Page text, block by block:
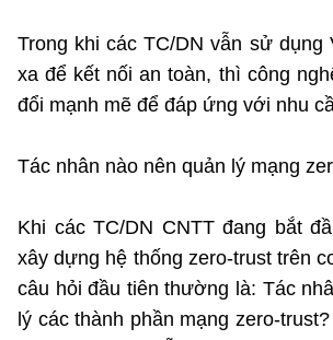
Trong khi các TC/DN vẫn sử dụng
xa để kết nối an toàn, thì công
đổi mạnh mẽ để đáp ứng với nhu
Tác nhân nào nên quản lý mạng
Khi các TC/DN CNTT đang bắt
xây dựng hệ thống zero-trust trên
câu hỏi đầu tiên thường là: Tác
lý các thành phần mạng zero-